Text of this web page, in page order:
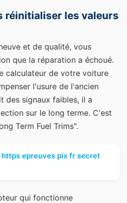
réinitialiser les valeurs
et de qualité, vous
que la réparation a échoué.
calculateur de votre voiture
l'usure de l'ancien
des signaux faibles, il a
sur le long terme. C'est
Term Fuel Trims".
https epreuves pix fr secret
qui fonctionne